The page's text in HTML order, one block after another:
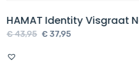
HAMAT Identity Visgraat
€43,95
Oorspronkelijke
€37,95Huidige